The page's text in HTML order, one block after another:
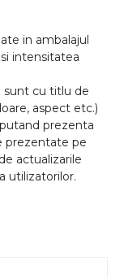
in ambalajul
intensitatea
sunt cu titlu de
aspect etc.)
prezenta
prezentate pe
actualizarile
utilizatorilor.